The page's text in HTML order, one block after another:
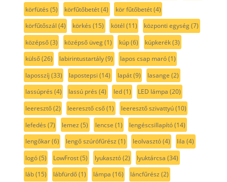
körfütés (5) körfűtőbetét(4) kör fűtőbetét(4)
körfűtőszál (4) körkés (15) kötél (11) központi egység(7)
középső(3) középső üveg(1) kúp(6) kúpkerék(3)
külső(26) labirintustartály(9) lapos csap maró(1)
laposszíj (33) lapostepsi (14) lapát(9) lasange (2)
lassúprés (4) lassú prés (4) led(1) LED lámpa (20)
leeresztő(2) leeresztő cső(1) leeresztő szivattyú(10)
lefedés (7) lemez (5) lencse (1) lengéscsillapító(14)
lengőkar(6) lengő szúrófűrész (1) leolvasztó(4) lila (4)
logó(5) LowFrost(5) lyukasztó(2) lyuktárcsa (34)
láb(15) lábfürdő(1) lámpa (16) láncfűrész (2)